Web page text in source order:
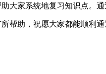
家系统地复习知识点。
帮助，祝愿大家都能顺利通